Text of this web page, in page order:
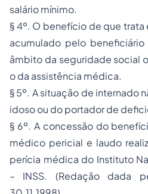
salário mínimo.
§ 4º. O benefício de que
acumulado pelo
âmbito da seguridade social
o da assistência médica.
§ 5º. A situação de internado
idoso ou do portador de
§ 6º. A concessão do
médico pericial e laudo
perícia médica do Instituto
– INSS. (Redação dada